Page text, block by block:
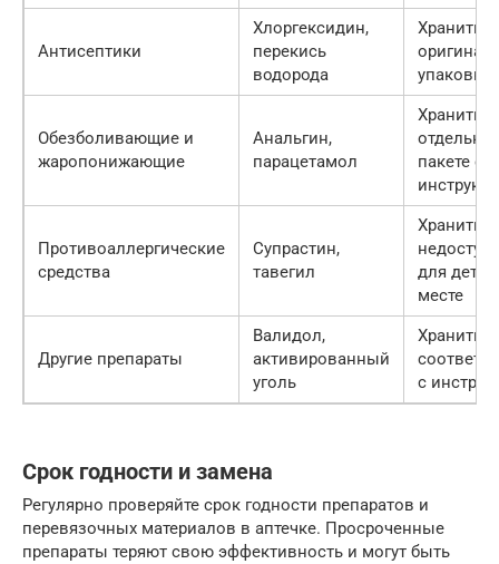
Антисептики
Хлоргексидин,
перекись
водорода
Хранить в
упаковке
Обезболивающие и
жаропонижающие
Анальгин,
парацетамол
Хранить в
пакете с
Противоаллергические
средства
Супрастин,
тавегил
Хранить в
для детей
месте
Другие препараты
Валидол,
активированный
уголь
Хранить в
с
Срок годности и замена
Регулярно проверяйте срок годности препаратов и
перевязочных материалов в аптечке. Просроченные
препараты теряют свою эффективность и могут быть